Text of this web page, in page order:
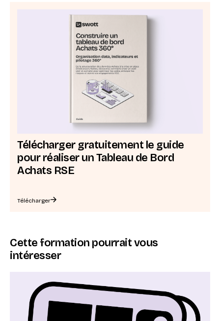
Télécharger gratuitement le guide
pour réaliser un Tableau de Bord
Achats RSE
Télécharger
Cette formation pourrait vous
intéresser